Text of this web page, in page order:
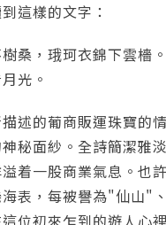
這樣的文字：
桑，珴珂衣錦下雲檣
光。
述的葡商販運珠寶的
秘面紗。全詩簡潔雅
着一股商業氣息。也
表，每被譽為"仙山"
位初來乍到的遊人心